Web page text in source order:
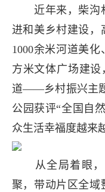
近年来，柴沟村
进和美乡村建设，
1000余米河道美化
方米文体广场建
道——乡村振兴主
公园获评“全国自
众生活幸福度越来
从全局着眼，
聚，带动片区全域